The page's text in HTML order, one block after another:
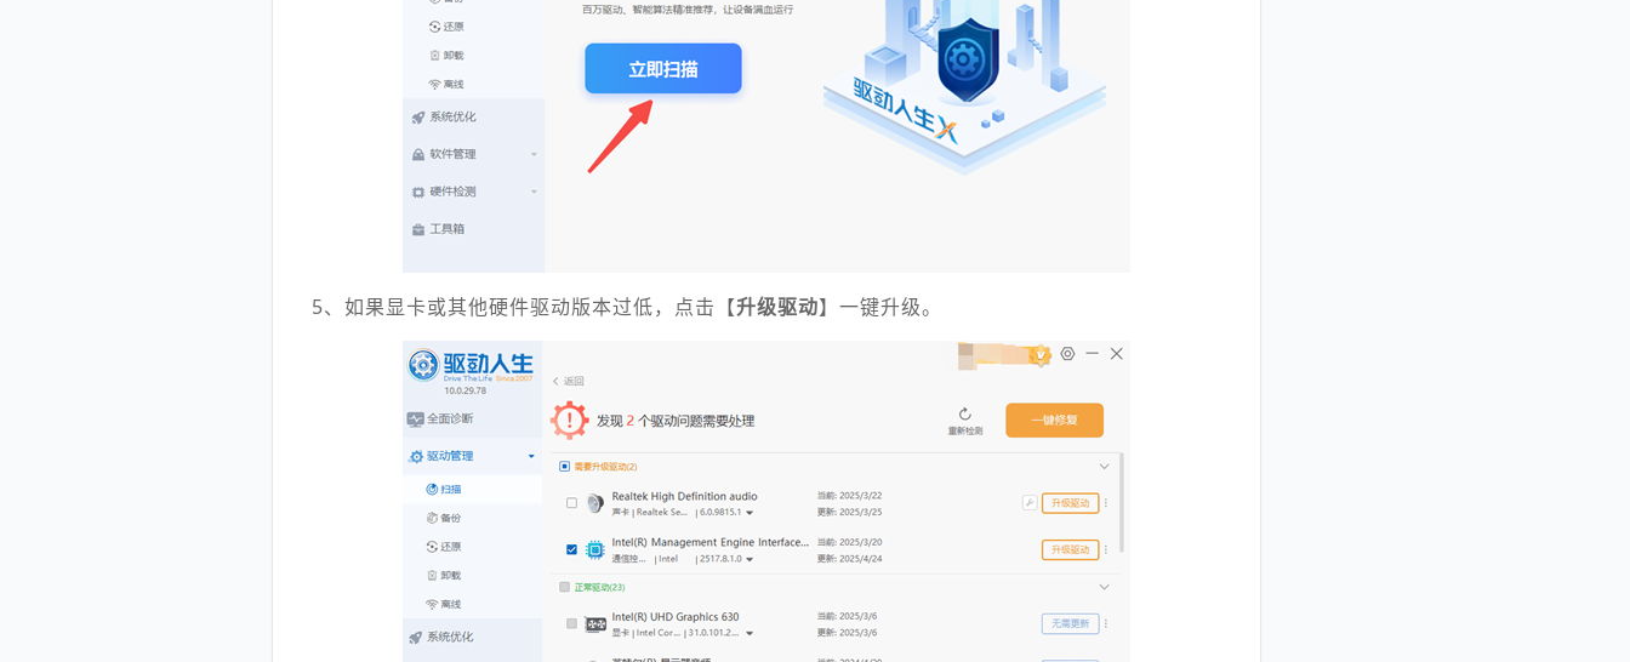
5、如果显卡或其他硬件驱动版本过低，点击【升级驱动】一键升级。